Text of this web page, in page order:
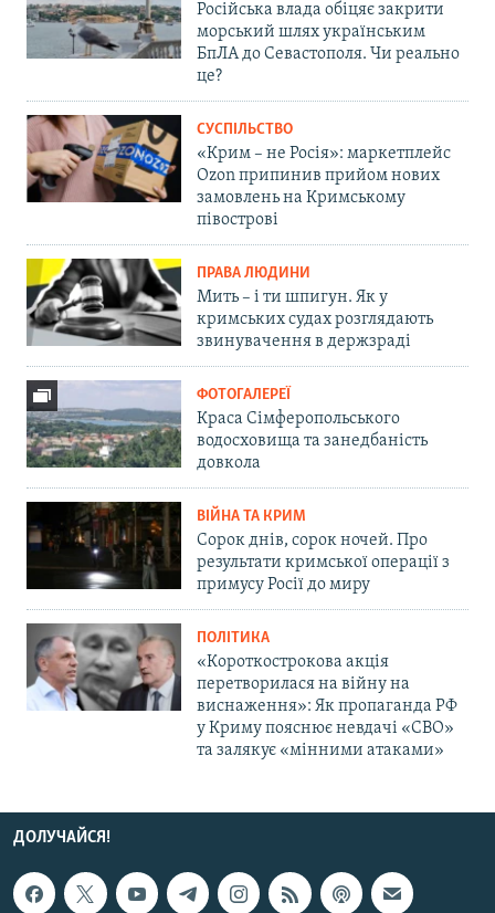
Російська влада обіцяє закрити
морський шлях українським
БпЛА до Севастополя. Чи реально
це?
СУСПІЛЬСТВО
«Крим – не Росія»: маркетплейс
Ozon припинив прийом нових
замовлень на Кримському
півострові
ПРАВА ЛЮДИНИ
Мить – і ти шпигун. Як у
кримських судах розглядають
звинувачення в держзраді
ФОТОГАЛЕРЕЇ
Краса Сімферопольського
водосховища та занедбаність
довкола
ВІЙНА ТА КРИМ
Сорок днів, сорок ночей. Про
результати кримської операції з
примусу Росії до миру
ПОЛІТИКА
«Короткострокова акція
перетворилася на війну на
виснаження»: Як пропаганда РФ
у Криму пояснює невдачі «СВО»
та залякує «мінними атаками»
ДОЛУЧАЙСЯ!